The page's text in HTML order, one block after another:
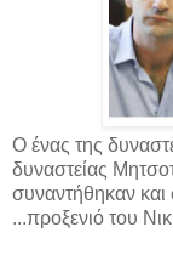
Ο ένας της
δυναστείας
συναντήθηκαν
...προξενιό του